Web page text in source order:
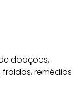
doações,
remédios